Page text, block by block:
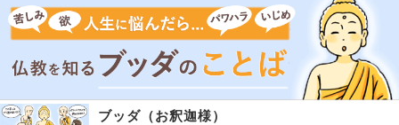
ブッダ（お釈迦様）